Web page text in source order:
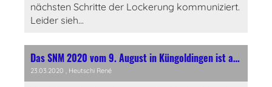
nächsten Schritte der Lockerung kommuniziert.
Leider sieh...
Das SNM 2020 vom 9. August in Küngoldingen ist abgesagt
23.03.2020 , Heutschi René